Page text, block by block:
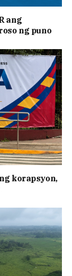
ang
ng puno
korapsyon,